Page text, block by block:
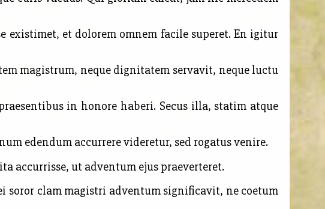
et dolorem omnem facile superet. En igitur
magistrum, neque dignitatem servavit, neque luctu
in honore haberi. Secus illa, statim atque
edendum accurrere videretur, sed rogatus venire.
accurrisse, ut adventum ejus praeverteret.
soror clam magistri adventum significavit, ne coetum